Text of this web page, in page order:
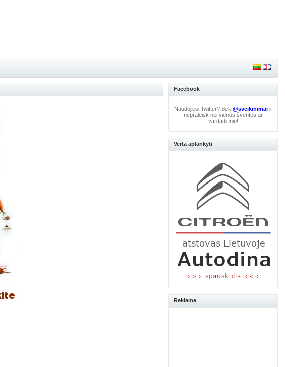
Facebook
Naudojiesi Twitter? Sek@sveikinimai ir
nepraleisk nei vienos šventės ar
vardadienio!
Verta aplankyti
Reklama